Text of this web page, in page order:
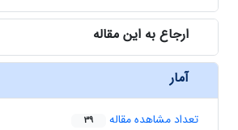
ارجاع به این مقاله
آمار
تعداد مشاهده مقاله 39